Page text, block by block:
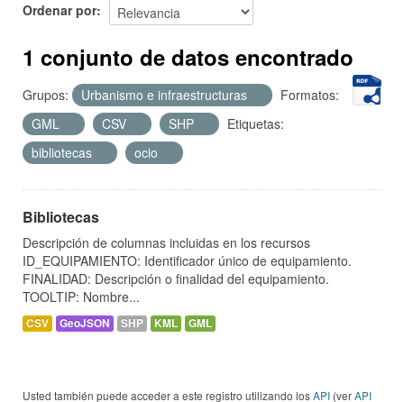
Acerca de
Ordenar por
1 conjunto de datos encontrado
Grupos: Urbanismo e infraestructuras
Formatos:
GML
CSV SHP
Etiquetas:
bibliotecas
ocio
Bibliotecas
Descripción de columnas incluidas en los recursos
ID_EQUIPAMIENTO: Identificador único de equipamiento.
FINALIDAD: Descripción o finalidad del equipamiento.
TOOLTIP: Nombre...
CSV GeoJSON SHP KML GML
Usted también puede acceder a este registro utilizando losAPI (verAPI